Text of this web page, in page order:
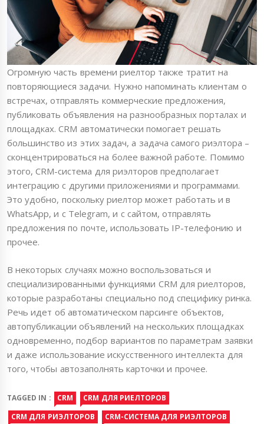
Огромную часть времени риелтор также тратит на
повторяющиеся задачи. Нужно напоминать клиентам о
встречах, отправлять коммерческие предложения,
публиковать объявления на разнообразных порталах и
площадках. CRM автоматически помогает решать
большинство из этих задач, а задача самого риэлтора –
сконцентрироваться на более важной работе. Помимо
этого, CRM-система для риэлторов предполагает
интеграцию с другими приложениями и программами.
Это удобно, поскольку риелтор может работать и в
WhatsApp, и с Telegram, и с сайтом, отправлять
предложения по почте, использовать IP-телефонию и
прочее.
В некоторых случаях можно воспользоваться и
специализированными функциями CRM для риелторов,
которые разработаны специально под специфику ринка.
Речь идет об автоматическом парсинге объектов,
автопубликации объявлений на нескольких площадках
одновременно, подбор вариантов по параметрам заявки
и даже использование искусственного интеллекта для
того, чтобы автозаполнять карточки и прочее.
TAGGED IN : CRM
CRM ДЛЯ РИЕЛТОРОВ
CRM ДЛЯ РИЭЛТОРОВ
CRM-СИСТЕМА ДЛЯ РИЭЛТОРОВ